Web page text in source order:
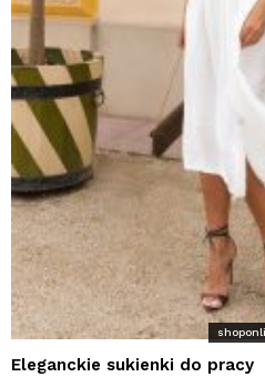
Eleganckie sukienki do pracy